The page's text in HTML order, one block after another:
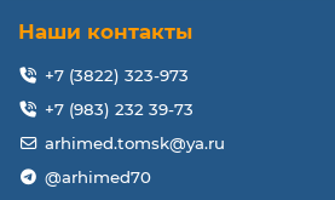
Наши контакты
+7 (3822) 323-973
+7 (983) 232 39-73
arhimed.tomsk@ya.ru
@arhimed70